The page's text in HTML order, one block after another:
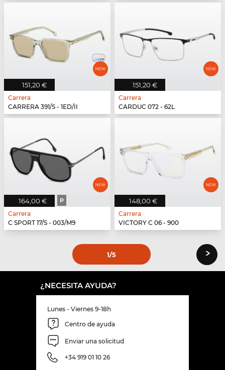
151,20 €
Carrera
CARRERA 391/S - 1ED/II
151,20 €
Carrera
CARDUC 072 - 62L
164,00 € P
Carrera
C SPORT 17/S - 003/M9
148,00 €
Carrera
VICTORY C 06 - 900
1/5 ›
¿NECESITA AYUDA?
Lunes - Viernes 9-18h
Centro de ayuda
Enviar una solicitud
+34 919 01 10 26